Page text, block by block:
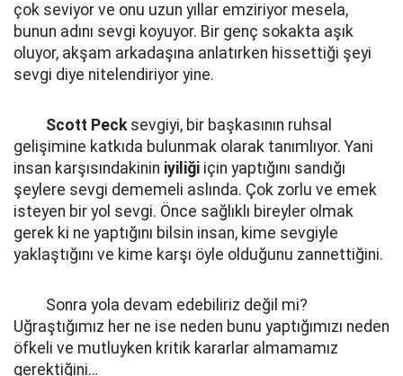
çok seviyor ve onu uzun yıllar emziriyor mesela,
bunun adını sevgi koyuyor. Bir genç sokakta aşık
oluyor, akşam arkadaşına anlatırken hissettiği şeyi
sevgi diye nitelendiriyor yine.
Scott Pecksevgiyi, bir başkasının ruhsal
gelişimine katkıda bulunmak olarak tanımlıyor. Yani
insan karşısındakinin iyiliği için yaptığını sandığı
şeylere sevgi dememeli aslında. Çok zorlu ve emek
isteyen bir yol sevgi. Önce sağlıklı bireyler olmak
gerek ki ne yaptığını bilsin insan, kime sevgiyle
yaklaştığını ve kime karşı öyle olduğunu zannettiğini.
Sonra yola devam edebiliriz değil mi?
Uğraştığımız her ne ise neden bunu yaptığımızı neden
öfkeli ve mutluyken kritik kararlar almamamız
gerektiğini…